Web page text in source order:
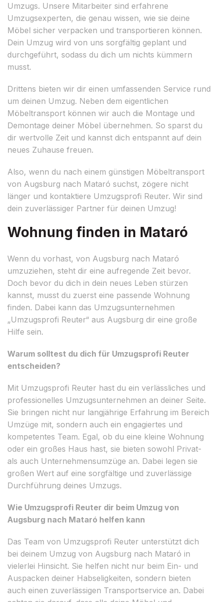
Umzugs. Unsere Mitarbeiter sind erfahrene
Umzugsexperten, die genau wissen, wie sie deine
Möbel sicher verpacken und transportieren können.
Dein Umzug wird von uns sorgfältig geplant und
durchgeführt, sodass du dich um nichts kümmern
musst.
Drittens bieten wir dir einen umfassenden Service rund
um deinen Umzug. Neben dem eigentlichen
Möbeltransport können wir auch die Montage und
Demontage deiner Möbel übernehmen. So sparst du
dir wertvolle Zeit und kannst dich entspannt auf dein
neues Zuhause freuen.
Also, wenn du nach einem günstigen Möbeltransport
von Augsburg nach Mataró suchst, zögere nicht
länger und kontaktiere Umzugsprofi Reuter. Wir sind
dein zuverlässiger Partner für deinen Umzug!
Wohnung finden in Mataró
Wenn du vorhast, von Augsburg nach Mataró
umzuziehen, steht dir eine aufregende Zeit bevor.
Doch bevor du dich in dein neues Leben stürzen
kannst, musst du zuerst eine passende Wohnung
finden. Dabei kann das Umzugsunternehmen
„Umzugsprofi Reuter“ aus Augsburg dir eine große
Hilfe sein.
Warum solltest du dich für Umzugsprofi Reuter
entscheiden?
Mit Umzugsprofi Reuter hast du ein verlässliches und
professionelles Umzugsunternehmen an deiner Seite.
Sie bringen nicht nur langjährige Erfahrung im Bereich
Umzüge mit, sondern auch ein engagiertes und
kompetentes Team. Egal, ob du eine kleine Wohnung
oder ein großes Haus hast, sie bieten sowohl Privat-
als auch Unternehmensumzüge an. Dabei legen sie
großen Wert auf eine sorgfältige und zuverlässige
Durchführung deines Umzugs.
Wie Umzugsprofi Reuter dir beim Umzug von
Augsburg nach Mataró helfen kann
Das Team von Umzugsprofi Reuter unterstützt dich
bei deinem Umzug von Augsburg nach Mataró in
vielerlei Hinsicht. Sie helfen nicht nur beim Ein- und
Auspacken deiner Habseligkeiten, sondern bieten
auch einen zuverlässigen Transportservice an. Dabei